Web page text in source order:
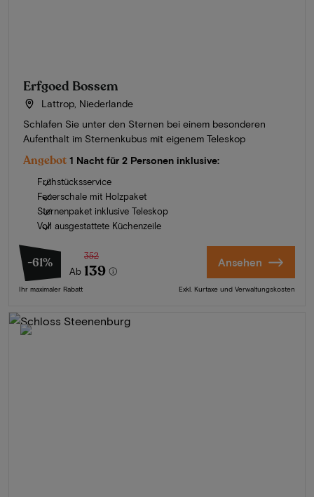
Erfgoed Bossem
Lattrop, Niederlande
Schlafen Sie unter den Sternen bei einem besonderen
Aufenthalt im Sternenkubus mit eigenem Teleskop
Angebot 1 Nacht für 2 Personen inklusive:
Frühstücksservice
Feuerschale mit Holzpaket
Sternenpaket inklusive Teleskop
Voll ausgestattete Küchenzeile
-61%
Ab
352
139
Ihr maximaler Rabatt
Ansehen
Exkl. Kurtaxe und Verwaltungskosten